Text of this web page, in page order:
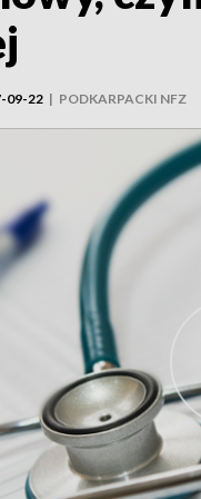
09-22 | PODKARPACKI NFZ